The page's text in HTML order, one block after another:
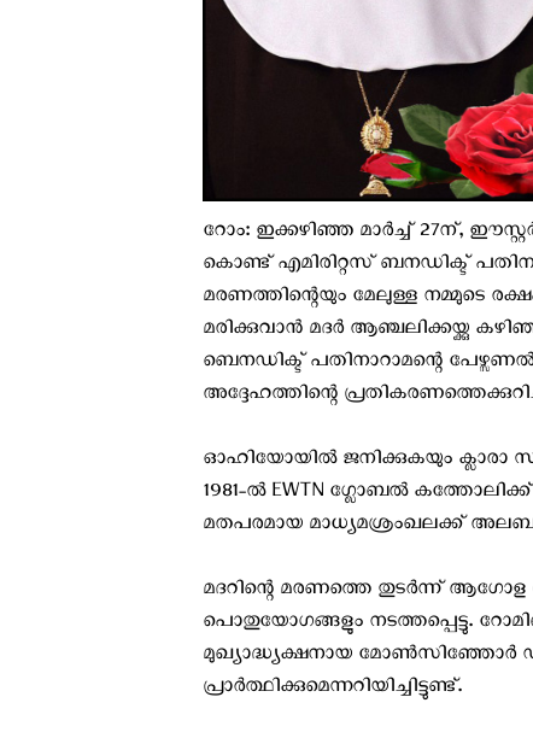
റോം: ഇക്കഴിഞ്ഞ മാര്‍ച്ച് 27ന്,
കൊണ്ട് എമിരിറ്റസ് ബനഡിക്ട്
മരണത്തിന്റെയും മേലുള്ള നമ്മുടെ
മരിക്കുവാന്‍ മദര്‍ ആഞ്ചലിക്കയ്ക്കു
ബെനഡിക്ട് പതിനാറാമന്റെ
അദ്ദേഹത്തിന്റെ
ഓഹിയോയില്‍ ജനിക്കുകയും ക്ലാരാ
1981-ല്‍ EWTN ഗ്ലോബല്‍
മതപരമായ മാധ്യമശ്രംഖലക്ക്
മദറിന്റെ മരണത്തെ തുടര്‍ന്ന്
പൊതുയോഗങ്ങളും നടത്തപ്പെട്ടു.
മുഖ്യാദ്ധ്യക്ഷനായ മോണ്‍സിഞ്ഞോര്‍
പ്രാര്‍ത്ഥിക്കുമെന്നറിയിച്ചിട്ടുണ്ട്.